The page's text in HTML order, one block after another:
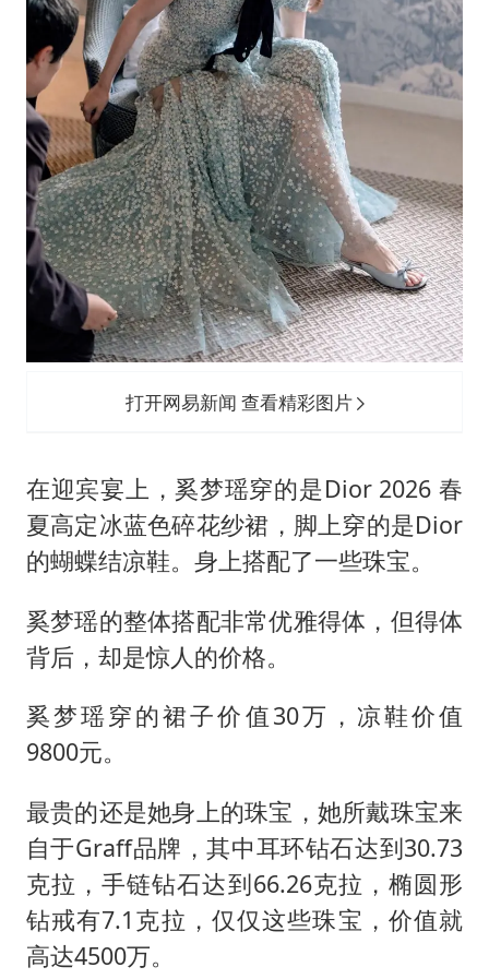
打开网易新闻 查看精彩图片
在迎宾宴上，奚梦瑶穿的是Dior 2026 春
夏高定冰蓝色碎花纱裙，脚上穿的是Dior
的蝴蝶结凉鞋。身上搭配了一些珠宝。
奚梦瑶的整体搭配非常优雅得体，但得体
背后，却是惊人的价格。
奚梦瑶穿的裙子价值30万，凉鞋价值
9800元。
最贵的还是她身上的珠宝，她所戴珠宝来
自于Graff品牌，其中耳环钻石达到30.73
克拉，手链钻石达到66.26克拉，椭圆形
钻戒有7.1克拉，仅仅这些珠宝，价值就
高达4500万。